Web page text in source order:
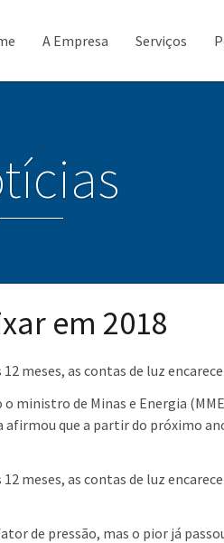
A Empresa Serviços
em 2018
meses, as contas de luz
de Minas e Energia
que a partir do próximo
meses, as contas de luz
de pressão, mas o pior já